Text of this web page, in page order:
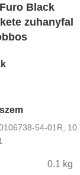
Black
zuhanyfal
54-01R, 10
0.1 kg